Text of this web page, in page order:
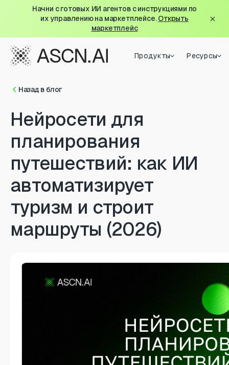
Начни с готовых ИИ агентов с инструкциями по
их управлению на маркетплейсе.Открыть
маркетплейс
Продукты Ресурсы
Назад в блог
Нейросети для
планирования
путешествий: как ИИ
автоматизирует
туризм и строит
маршруты (2026)